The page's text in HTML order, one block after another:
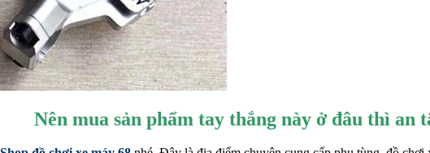
Nên mua sản phẩm tay thắng này ở đâu thì an